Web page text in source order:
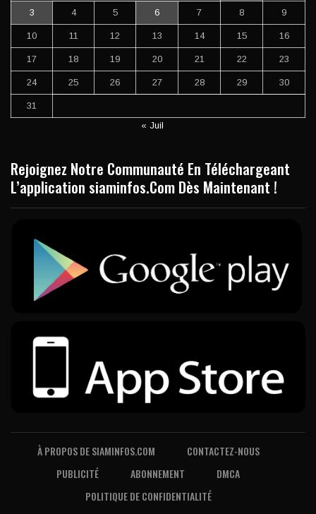
3 4 5 6 7 8 9
10 11 12 13 14 15 16
17 18 19 20 21 22 23
24 25 26 27 28 29 30
31
« Juil
Rejoignez Notre Communauté En Téléchargeant
L’application siaminfos.Com Dès Maintenant !
À PROPOS DE SIAMINFOS.COM
CONTACTEZ-NOUS
PUBLICITÉ
ABONNEMENT
DMCA
POLITIQUE DE CONFIDENTIALITÉ